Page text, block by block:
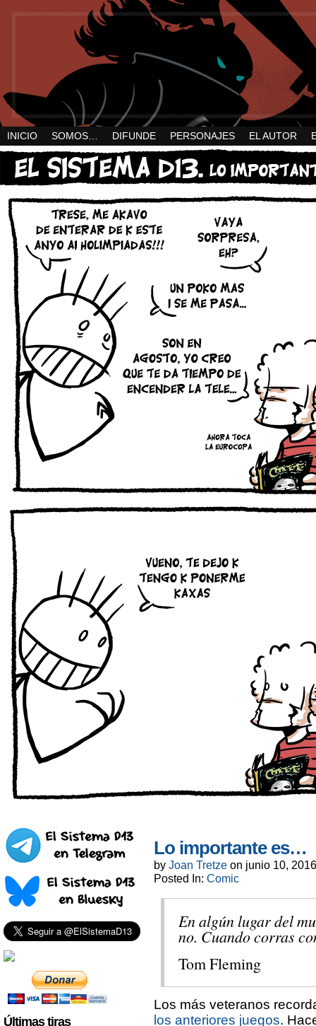
INICIO SOMOS… DIFUNDE PERSONAJES EL AUTOR
Últimas tiras
Lo importante es…
by Joan Tretze on junio 10, 2016
Posted In: Comic
En algún lugar del
no. Cuando corras
Tom Fleming
Los más veteranos
los anteriores juegos.